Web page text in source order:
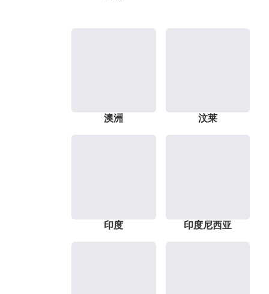
澳洲 汶莱
印度 印度尼西亚